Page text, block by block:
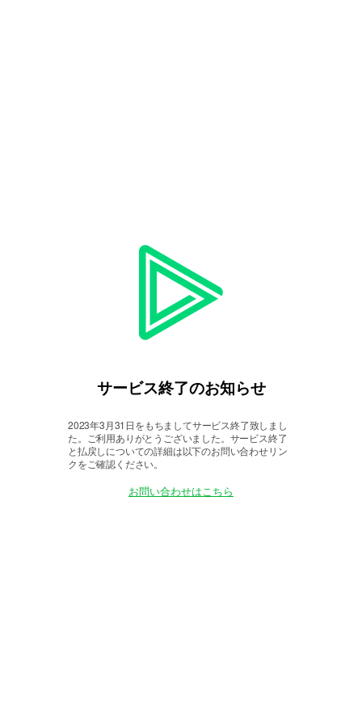
サービス終了のお知らせ
2023年3月31日をもちましてサービス終了致しまし
た。
ご利用ありがとうございました。サービス終了
と払戻しについての詳細は以下のお問い合わせリン
クをご確認ください。
お問い合わせはこちら